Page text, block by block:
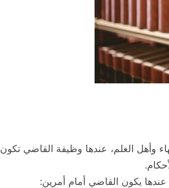
وأهل العلم، عندها وظيفة القاضي تكون
عندها يكون القاضي أمام أمرين: